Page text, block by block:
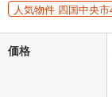
人気物件 四国中央市
価格